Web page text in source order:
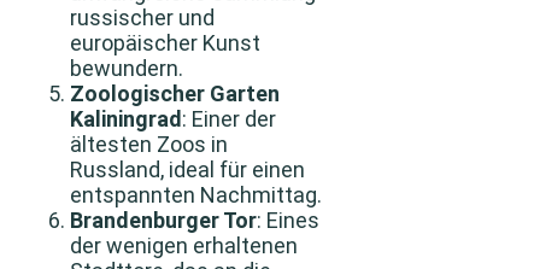
russischer und
europäischer Kunst
bewundern.
Zoologischer Garten
Kaliningrad: Einer der
ältesten Zoos in
Russland, ideal für einen
entspannten Nachmittag.
Brandenburger Tor: Eines
der wenigen erhaltenen